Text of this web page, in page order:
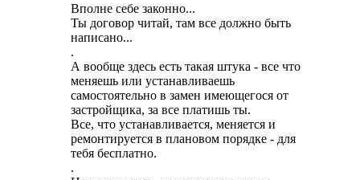
Вполне себе законно...
Ты договор читай, там все должно быть
написано...
.
А вообще здесь есть такая штука - все что
меняешь или устанавливаешь
самостоятельно в замен имеющегося от
застройщика, за все платишь ты.
Все, что устанавливается, меняется и
ремонтируется в плановом порядке - для
тебя бесплатно.
.